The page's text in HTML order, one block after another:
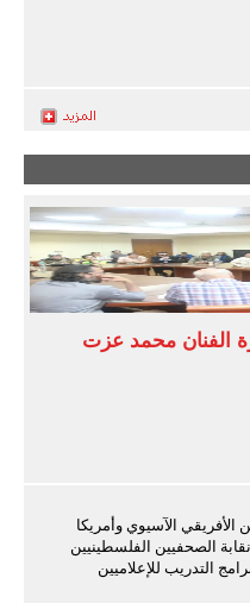
الفنان محمد عزت
الأفريقي الآسيوي وأمريكا
نقابة الصحفيين الفلسطينيين
التدريب للإعلاميين